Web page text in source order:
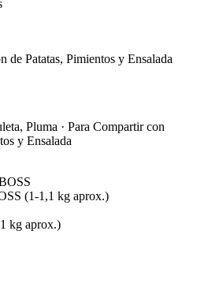
de Patatas, Pimientos y Ensalada
Pluma · Para Compartir con
y Ensalada
(1-1,1 kg aprox.)
kg aprox.)